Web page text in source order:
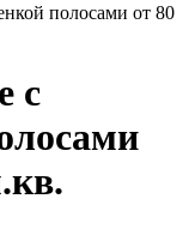
полосами от 80
с